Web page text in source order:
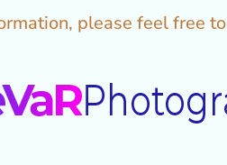
please feel free to